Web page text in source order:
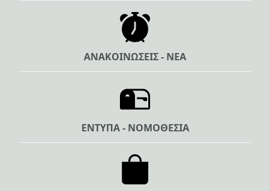
ΑΝΑΚΟΙΝΩΣΕΙΣ - ΝΕΑ
ΕΝΤΥΠΑ - ΝΟΜΟΘΕΣΙΑ